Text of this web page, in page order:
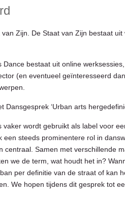
Zijn. De Staat van Zijn bestaat
Dance bestaat uit online
(en eventueel geïnteresseerd
‘Urban arts
wordt gebruikt als label voor
een steeds prominentere rol in
centraal. Samen met verschillende
we de term, wat houdt het in?
per definitie van de straat of kan
We hopen tijdens dit gesprek tot